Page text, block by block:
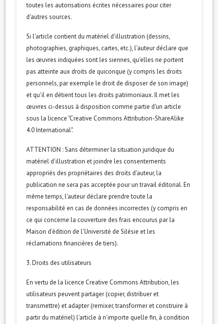
toutes les autorisations écrites nécessaires pour citer
d'autres sources.
Si l'article contient du matériel d'illustration (dessins,
photographies, graphiques, cartes, etc.), l'auteur déclare que
les œuvres indiquées sont les siennes, qu'elles ne portent
pas atteinte aux droits de quiconque (y compris les droits
personnels, par exemple le droit de disposer de son image)
et qu'il en détient tous les droits patrimoniaux. Il met les
œuvres ci-dessus à disposition comme partie d'un article
sous la licence "Creative Commons Attribution-ShareAlike
4.0 International".
ATTENTION : Sans déterminer la situation juridique du
matériel d'illustration et joindre les consentements
appropriés des propriétaires des droits d'auteur, la
publication ne sera pas acceptée pour un travail éditorial. En
même temps, l'auteur déclare prendre toute la
responsabilité en cas de données incorrectes (y compris en
ce qui concerne la couverture des frais encourus par la
Maison d'édition de l'Université de Silésie et les
réclamations financières de tiers).
3. Droits des utilisateurs
En vertu de la licence Creative Commons Attribution, les
utilisateurs peuvent partager (copier, distribuer et
transmettre) et adapter (remixer, transformer et construire à
partir du matériel) l'article à n'importe quelle fin, à condition